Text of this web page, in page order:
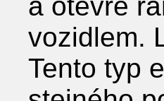
vozidlem.
Tento typ